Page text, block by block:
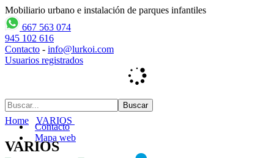
Mobiliario urbano e instalación de parques infantiles
667 563 074
945 102 616
Contacto - info@lurkoi.com
Usuarios registrados
Contacto
Mapa web
Home VARIOS
VARIOS